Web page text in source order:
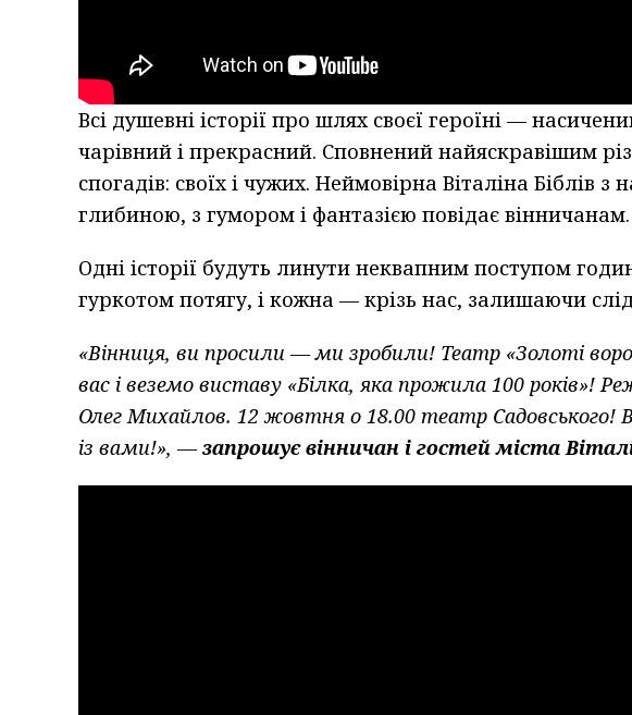
Всі душевні історії про шлях своєї героїні —
чарівний і прекрасний. Сповнений найяскравішим
спогадів: своїх і чужих. Неймовірна Віталіна Біблів
глибиною, з гумором і фантазією повідає вінничанам.
Одні історії будуть линути неквапним поступом
гуркотом потягу, і кожна — крізь нас, залишаючи
«Вінниця, ви просили — ми зробили! Театр «Золоті
вас і веземо виставу «Білка, яка прожила 100 років»!
Олег Михайлов. 12 жовтня о 18.00 театр Садовського!
із вами!», —запрошує вінничан і гостей міста